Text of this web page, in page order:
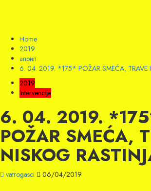
Home
2019
април
6. 04. 2019. *175* POŽAR SMEĆA, TRAVE
2019
Intervencije
6. 04. 2019.
POŽAR SMEĆA,
NISKOG
vatrogasci 06/04/2019